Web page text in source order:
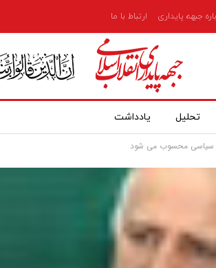
جبهه پایداری ارتباط با ما
تحلیل یادداشت
سیاسی محسوب می شود